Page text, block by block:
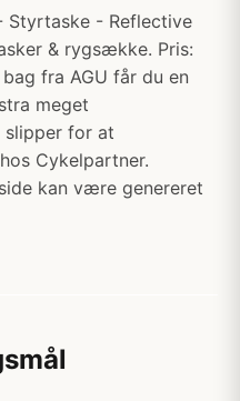
Styrtaske - Reflective
& rygsække. Pris:
fra AGU får du en
meget
slipper for at
Cykelpartner.
kan være genereret